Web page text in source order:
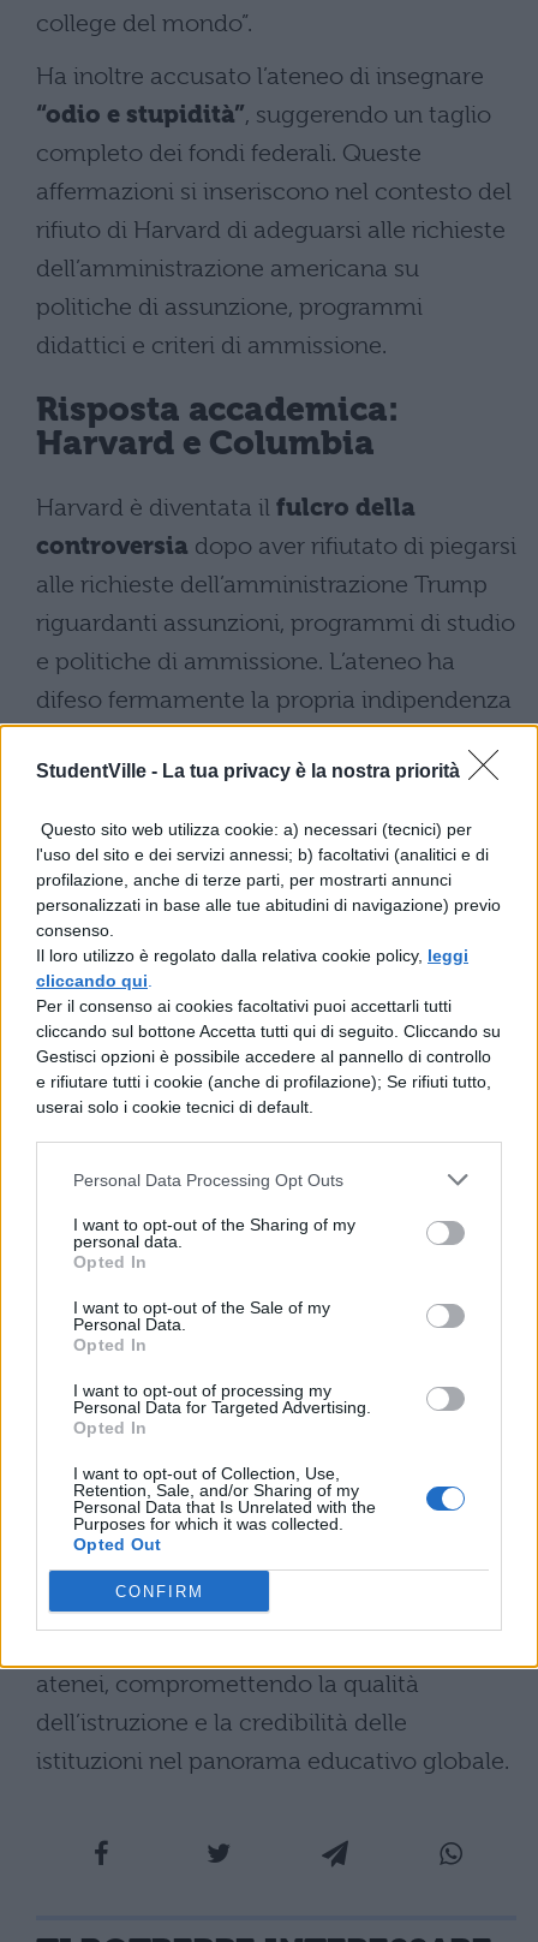
StudentVille - La tua privacy è la nostra priorità
Questo sito web utilizza cookie: a) necessari (tecnici) per
l'uso del sito e dei servizi annessi; b) facoltativi (analitici e di
profilazione, anche di terze parti, per mostrarti annunci
personalizzati in base alle tue abitudini di navigazione) previo
consenso.
Il loro utilizzo è regolato dalla relativa cookie policy, leggi
cliccando qui
Per il consenso ai cookies facoltativi puoi accettarli tutti
cliccando sul bottone Accetta tutti qui di seguito. Cliccando su
Gestisci opzioni è possibile accedere al pannello di controllo
e rifiutare tutti i cookie (anche di profilazione); Se rifiuti tutto,
userai solo i cookie tecnici di default.
Personal Data Processing Opt Outs
I want to opt-out of the Sharing of my
personal data.
Opted In
I want to opt-out of the Sale of my
Personal Data.
Opted In
I want to opt-out of processing my
Personal Data for Targeted Advertising.
Opted In
I want to opt-out of Collection, Use,
Retention, Sale, and/or Sharing of my
Personal Data that Is Unrelated with the
Purposes for which it was collected.
Opted Out
CONFIRM
college del mondo”.
Ha inoltre accusato l’ateneo di insegnare
“odio e stupidità”, suggerendo un taglio
completo dei fondi federali. Queste
affermazioni si inseriscono nel contesto del
rifiuto di Harvard di adeguarsi alle richieste
dell’amministrazione americana su
politiche di assunzione, programmi
didattici e criteri di ammissione.
Risposta accademica:
Harvard e Columbia
Harvard è diventata il fulcro della
controversia dopo aver rifiutato di piegarsi
alle richieste dell’amministrazione Trump
riguardanti assunzioni, programmi di studio
e politiche di ammissione. L’ateneo ha
difeso fermamente la propria indipendenza
ai finanziamenti federali.
Sulla scia di questa presa di posizione,
anche la Columbia University ha cambiato
strategia. Dopo aver inizialmente ceduto
alle pressioni governative che avevano
comportato un
dollari, l’università newyorkese ha fatto
marcia indietro. La presidente pro tempore
Claire Shipman ha dichiarato che
l’istituzione “respingerà un’ingerenza
pesante da parte del governo”
considerando inaccettabile qualsiasi
accordo in cui funzionari federali
ricerchiamo o chi assumiamo”.
Implicazioni sull’autonomia
universitaria
Questa controversia sollevainterrogativi
fondamentali sulla libertà accademica
L’interferenza governativa nelle politiche di
assunzione e nei programmi didattici
atenei, compromettendo la qualità
dell’istruzione e la credibilità delle
istituzioni nel panorama educativo globale.